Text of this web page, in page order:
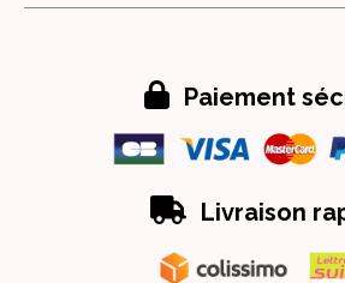
 Paiement
 Livraison